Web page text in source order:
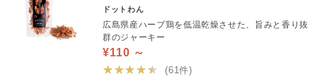
ドットわん
広島県産ハーブ鶏を低温乾燥させた、旨みと香り抜
群のジャーキー
¥110 ～
★★★★★
(61件)